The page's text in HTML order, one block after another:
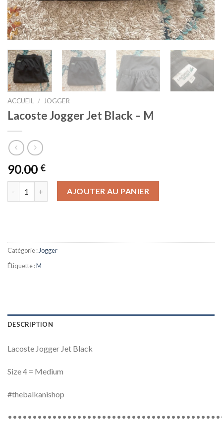
ACCUEIL / JOGGER
Lacoste Jogger Jet Black – M
90.00 €
quantité de Lacoste Jogger Jet Black - M
AJOUTER AU PANIER
Catégorie : Jogger
Étiquette :M
DESCRIPTION
Lacoste Jogger Jet Black
Size 4 = Medium
#thebalkanishop